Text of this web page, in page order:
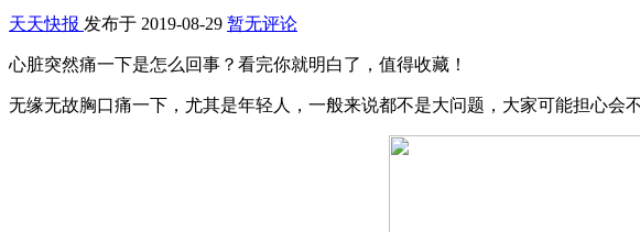
天天快报 发布于 2019-08-29 暂无评论
心脏突然痛一下是怎么回事？看完你就明白了，值得收藏！
无缘无故胸口痛一下，尤其是年轻人，一般来说都不是大问题，大家可能担心会